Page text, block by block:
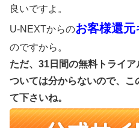
良いですよ。
U-NEXTからのお客様還元
のですから。
ただ、31日間の無料トライ
ついては分からないので、
て下さいね。